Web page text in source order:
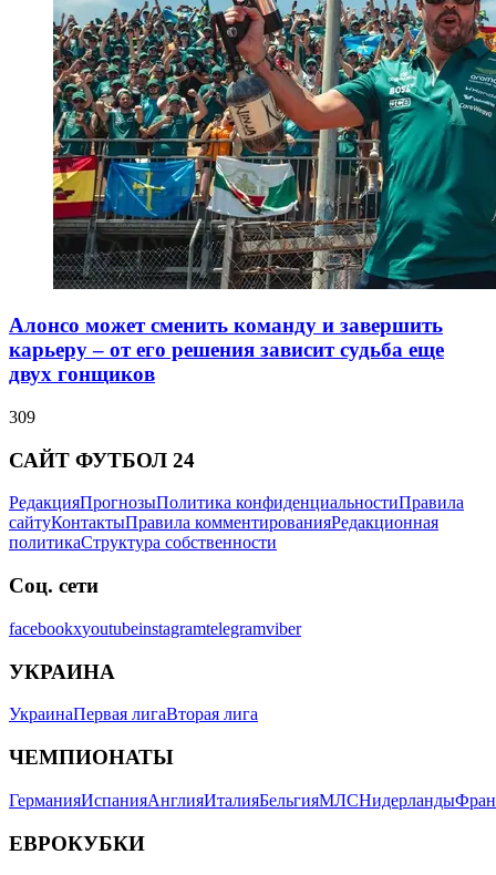
Алонсо может сменить команду и завершить
карьеру – от его решения зависит судьба еще
двух гонщиков
309
САЙТ ФУТБОЛ 24
РедакцияПрогнозыПолитика конфиденциальностиПравила
сайтуКонтактыПравила комментированияРедакционная
политикаСтруктура собственности
Соц. сети
facebookxyoutubeinstagramtelegramviber
УКРАИНА
УкраинаПервая лигаВторая лига
ЧЕМПИОНАТЫ
ГерманияИспанияАнглияИталияБельгияМЛСНидерланды
ЕВРОКУБКИ